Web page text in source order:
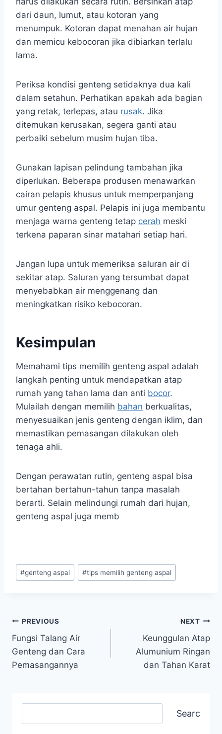
dari daun, lumut, atau kotoran yang
menumpuk. Kotoran dapat menahan air hujan
dan memicu kebocoran jika dibiarkan terlalu
lama.
Periksa kondisi genteng setidaknya dua kali
dalam setahun. Perhatikan apakah ada bagian
yang retak, terlepas, atau rusak. Jika
ditemukan kerusakan, segera ganti atau
perbaiki sebelum musim hujan tiba.
Gunakan lapisan pelindung tambahan jika
diperlukan. Beberapa produsen menawarkan
cairan pelapis khusus untuk memperpanjang
umur genteng aspal. Pelapis ini juga membantu
menjaga warna genteng tetap cerah meski
terkena paparan sinar matahari setiap hari.
Jangan lupa untuk memeriksa saluran air di
sekitar atap. Saluran yang tersumbat dapat
menyebabkan air menggenang dan
meningkatkan risiko kebocoran.
Kesimpulan
Memahami tips memilih genteng aspal adalah
langkah penting untuk mendapatkan atap
rumah yang tahan lama dan anti bocor.
Mulailah dengan memilih bahan berkualitas,
menyesuaikan jenis genteng dengan iklim, dan
memastikan pemasangan dilakukan oleh
tenaga ahli.
Dengan perawatan rutin, genteng aspal bisa
bertahan bertahun-tahun tanpa masalah
berarti. Selain melindungi rumah dari hujan,
genteng aspal juga memb
#genteng aspal #tips memilih genteng aspal
PREVIOUS
Fungsi Talang Air
Genteng dan Cara
Pemasangannya
NEXT
Keunggulan Atap
Alumunium Ringan
dan Tahan Karat
Search